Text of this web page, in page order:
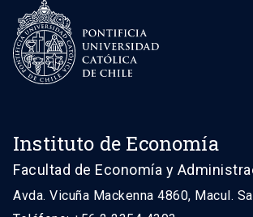
Instituto de Economía
Facultad de Economía y
Avda. Vicuña Mackenna 4860, Macul.